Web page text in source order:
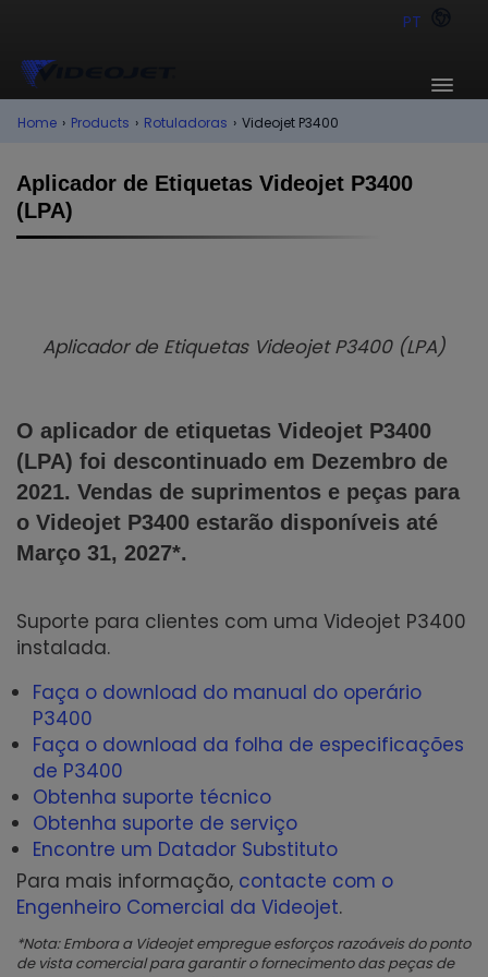
PT
Home › Products › Rotuladoras › Videojet P3400
Aplicador de Etiquetas Videojet P3400
(LPA)
Aplicador de Etiquetas Videojet P3400 (LPA)
O aplicador de etiquetas Videojet P3400
(LPA) foi descontinuado em Dezembro de
2021. Vendas de suprimentos e peças para
o Videojet P3400 estarão disponíveis até
Março 31, 2027*.
Suporte para clientes com uma Videojet P3400
instalada.
Faça o download do manual do operário
P3400
Faça o download da folha de especificações
de P3400
Obtenha suporte técnico
Obtenha suporte de serviço
Encontre um Datador Substituto
Para mais informação, contacte com o
Engenheiro Comercial da Videojet.
*Nota: Embora a Videojet empregue esforços razoáveis do ponto
de vista comercial para garantir o fornecimento das peças de